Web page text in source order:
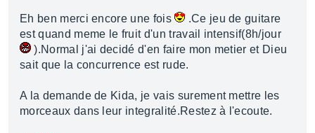
Eh ben merci encore une fois
.Ce jeu de guitare
est quand meme le fruit d'un travail intensif(8h/jour
).Normal j'ai decidé d'en faire mon metier et Dieu
sait que la concurrence est rude.
A la demande de Kida, je vais surement mettre les
morceaux dans leur integralité.Restez à l'ecoute.